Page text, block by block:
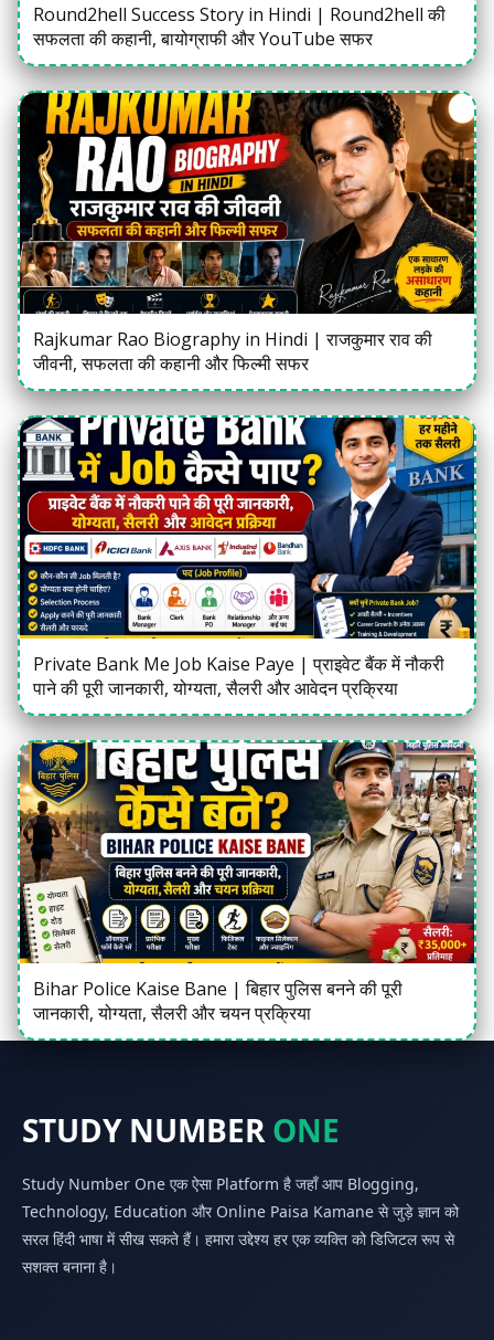
Round2hell Success Story in Hindi | Round2hell की
सफलता की कहानी, बायोग्राफी और YouTube सफर
Rajkumar Rao Biography in Hindi | राजकुमार राव की
जीवनी, सफलता की कहानी और फिल्मी सफर
Private Bank Me Job Kaise Paye | प्राइवेट बैंक में नौकरी
पाने की पूरी जानकारी, योग्यता, सैलरी और आवेदन प्रक्रिया
Bihar Police Kaise Bane | बिहार पुलिस बनने की पूरी
जानकारी, योग्यता, सैलरी और चयन प्रक्रिया
STUDY NUMBERONE
Study Number One एक ऐसा Platform है जहाँ आप Blogging,
Technology, Education और Online Paisa Kamane से जुड़े ज्ञान को
सरल हिंदी भाषा में सीख सकते हैं। हमारा उद्देश्य हर एक व्यक्ति को डिजिटल रूप से
सशक्त बनाना है।